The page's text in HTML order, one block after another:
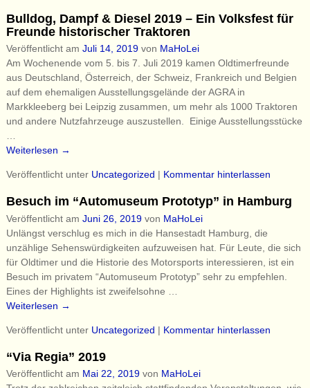
Bulldog, Dampf & Diesel 2019 – Ein Volksfest für
Freunde historischer Traktoren
Veröffentlicht am Juli 14, 2019 von MaHoLei
Am Wochenende vom 5. bis 7. Juli 2019 kamen Oldtimerfreunde
aus Deutschland, Österreich, der Schweiz, Frankreich und Belgien
auf dem ehemaligen Ausstellungsgelände der AGRA in
Markkleeberg bei Leipzig zusammen, um mehr als 1000 Traktoren
und andere Nutzfahrzeuge auszustellen. Einige Ausstellungsstücke
Weiterlesen →
Veröffentlicht unter Uncategorized | Kommentar hinterlassen
Besuch im “Automuseum Prototyp” in Hamburg
Veröffentlicht am Juni 26, 2019 von MaHoLei
Unlängst verschlug es mich in die Hansestadt Hamburg, die
unzählige Sehenswürdigkeiten aufzuweisen hat. Für Leute, die sich
für Oldtimer und die Historie des Motorsports interessieren, ist ein
Besuch im privatem “Automuseum Prototyp” sehr zu empfehlen.
Eines der Highlights ist zweifelsohne
Weiterlesen →
Veröffentlicht unter Uncategorized | Kommentar hinterlassen
“Via Regia” 2019
Veröffentlicht am Mai 22, 2019 von MaHoLei